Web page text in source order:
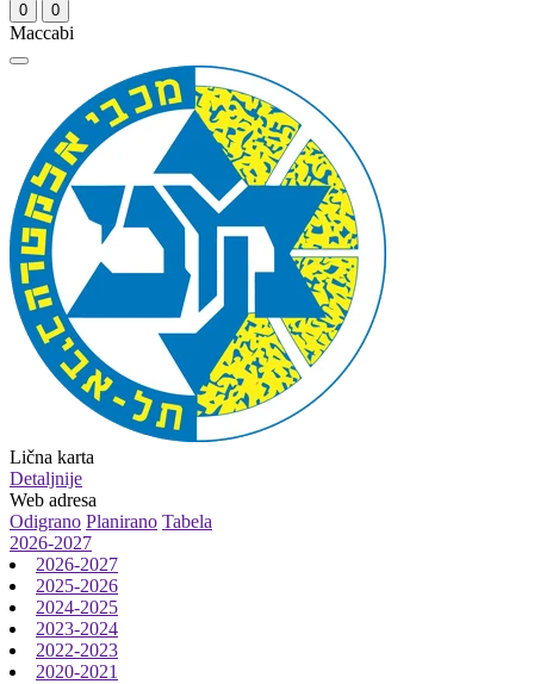
0 0
Maccabi
Lična karta
Detaljnije
Web adresa
Odigrano Planirano Tabela
2026-2027
2026-2027
2025-2026
2024-2025
2023-2024
2022-2023
2020-2021